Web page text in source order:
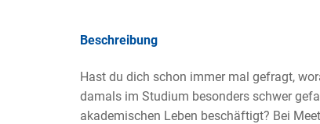
Beschreibung
Hast du dich schon immer mal gefragt,
damals im Studium besonders schwer
akademischen Leben beschäftigt? Bei